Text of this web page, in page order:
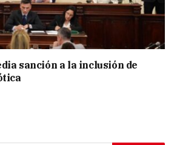
sanción a la inclusión de